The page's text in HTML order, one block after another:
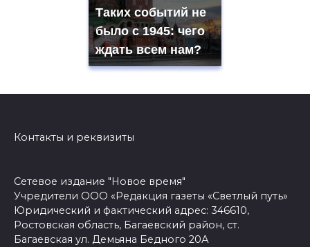
Таких событий не
было с 1945: чего
ждать всем нам?
Контакты и реквизиты
Сетевое издание "Новое время"
Учредители ООО «Редакция газеты «Светлый путь»
Юридический и фактический адрес: 346610,
Ростовская область, Багаевский район, ст.
Багаевская ул. Демьяна Бедного 20А